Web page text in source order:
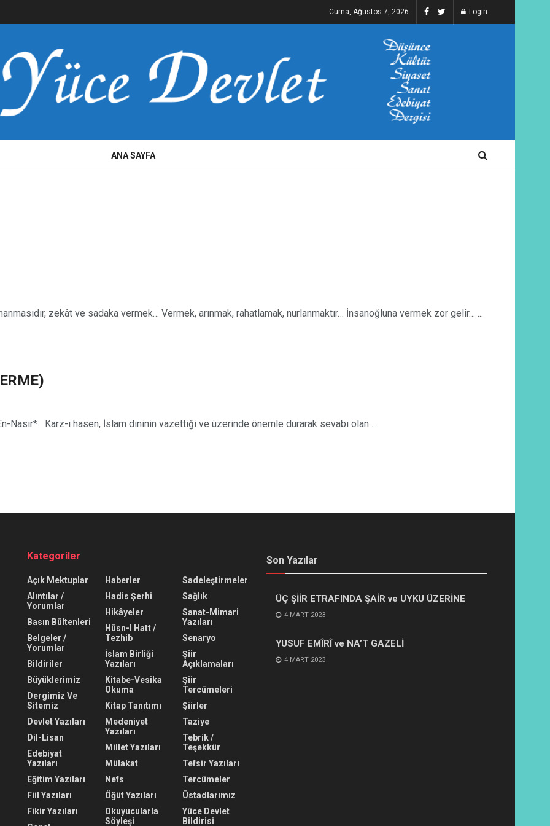
Cuma, Ağustos 7, 2026 Login
ANA SAYFA
zekât ve sadaka vermek… Vermek, arınmak, rahatlamak, nurlanmaktır… İnsanoğluna vermek zor gelir… ...
Nasır* Karz-ı hasen, İslam dininin vazettiği ve üzerinde önemle durarak sevabı olan ...
Kategoriler
Açık Mektuplar
Alıntılar /
Yorumlar
Basın Bültenleri
Belgeler /
Yorumlar
Bildiriler
Büyüklerimiz
Dergimiz Ve
Sitemiz
Devlet Yazıları
Dil-Lisan
Edebiyat
Yazıları
Eğitim Yazıları
Fiil Yazıları
Fikir Yazıları
Haberler
Hadis Şerhi
Hikâyeler
Hüsn-I Hatt /
Tezhib
İslam Birliği
Yazıları
Kitabe-Vesika
Okuma
Kitap Tanıtımı
Medeniyet
Yazıları
Millet Yazıları
Mülakat
Nefs
Öğüt Yazıları
Okuyucularla
Söyleşi
Sadeleştirmeler
Sağlık
Sanat-Mimari
Yazıları
Senaryo
Şiir
Açıklamaları
Şiir
Tercümeleri
Şiirler
Taziye
Tebrik /
Teşekkür
Tefsir Yazıları
Tercümeler
Üstadlarımız
Yüce Devlet
Bildirisi
Son Yazılar
ÜÇ ŞİİR ETRAFINDA ŞAİR ve UYKU ÜZERİNE
4 MART 2023
YUSUF EMÎRÎ ve NA’T GAZELİ
4 MART 2023